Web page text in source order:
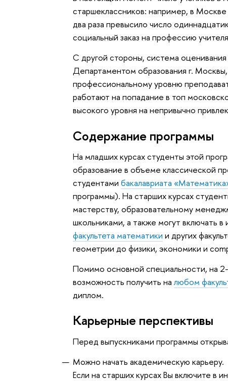
старшеклассников: например, в
два раза превысило число
социальный заказ на профессию
С другой стороны, система
Департаментом образования г.
профессиональному уровню
работают на попадание в топ
высокого уровня на непривычно
Содержание программы
На младших курсах студенты этой
образование в объеме классической
студентамибакалавриата
программы). На старших курсах
мастерству, образовательному
школьниками, а также могут включать
факультета математики и других
геометрии до физики, экономики и
Помимо основной специальности, на
возможность получить налюбом
диплом.
Карьерные перспективы
Перед выпускниками программы
Можно начать академическую карьеру.
Если на старших курсах Вы включите в